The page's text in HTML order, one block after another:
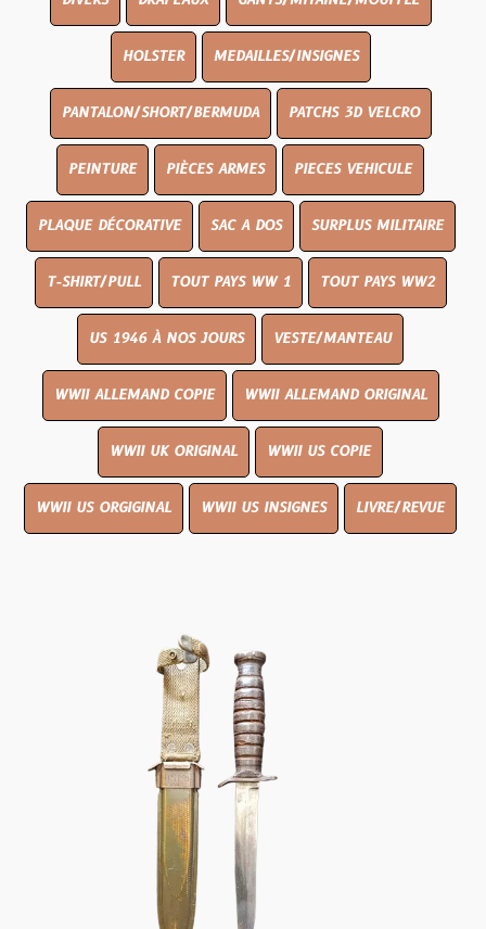
HOLSTER MEDAILLES/INSIGNES
PANTALON/SHORT/BERMUDA PATCHS 3D VELCRO
PEINTURE PIÈCES ARMES PIECES VEHICULE
PLAQUE DÉCORATIVE SAC A DOS SURPLUS MILITAIRE
T-SHIRT/PULL TOUT PAYS WW 1 TOUT PAYS WW2
US 1946 À NOS JOURS VESTE/MANTEAU
WWII ALLEMAND COPIE WWII ALLEMAND ORIGINAL
WWII UK ORIGINAL WWII US COPIE
WWII US ORGIGINAL WWII US INSIGNES LIVRE/REVUE